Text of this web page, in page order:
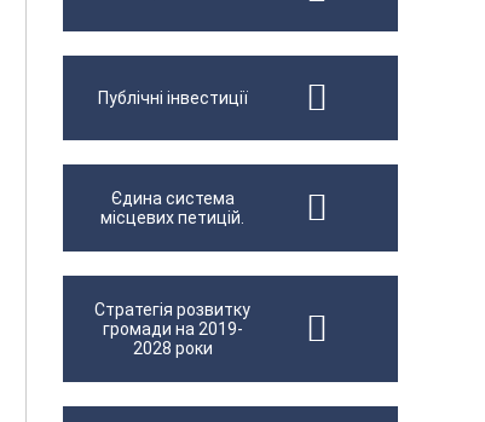
Публічні інвестиції
Єдина система
місцевих петицій.
Стратегія розвитку
громади на 2019-
2028 роки